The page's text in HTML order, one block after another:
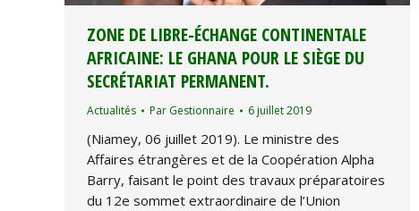
ZONE DE LIBRE-ÉCHANGE CONTINENTALE
AFRICAINE: LE GHANA POUR LE SIÈGE DU
SECRÉTARIAT PERMANENT.
Actualités Par Gestionnaire 6 juillet 2019
(Niamey, 06 juillet 2019). Le ministre des
Affaires étrangères et de la Coopération Alpha
Barry, faisant le point des travaux préparatoires
du 12e sommet extraordinaire de l’Union